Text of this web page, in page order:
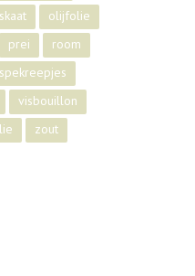
olijfolie
prei
room
spekreepjes
visbouillon
zout